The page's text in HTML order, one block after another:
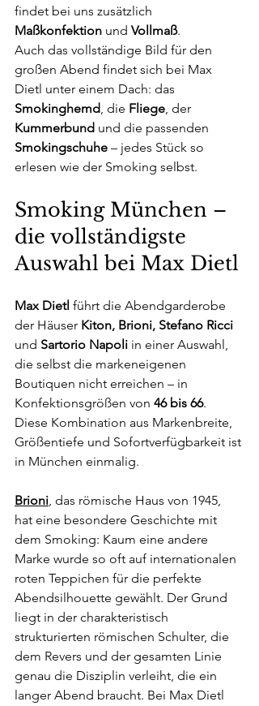
findet bei uns zusätzlich
Maßkonfektion und Vollmaß.
Auch das vollständige Bild für den
großen Abend findet sich bei Max
Dietl unter einem Dach: das
Smokinghemd, die Fliege, der
Kummerbund und die passenden
Smokingschuhe – jedes Stück so
erlesen wie der Smoking selbst.
Smoking München –
die vollständigste
Auswahl bei Max Dietl
Max Dietl führt die Abendgarderobe
der Häuser Kiton, Brioni, Stefano Ricci
und Sartorio Napoli in einer Auswahl,
die selbst die markeneigenen
Boutiquen nicht erreichen – in
Konfektionsgrößen von 46 bis 66.
Diese Kombination aus Markenbreite,
Größentiefe und Sofortverfügbarkeit ist
in München einmalig.
Brioni, das römische Haus von 1945,
hat eine besondere Geschichte mit
dem Smoking: Kaum eine andere
Marke wurde so oft auf internationalen
roten Teppichen für die perfekte
Abendsilhouette gewählt. Der Grund
liegt in der charakteristisch
strukturierten römischen Schulter, die
dem Revers und der gesamten Linie
genau die Disziplin verleiht, die ein
langer Abend braucht. Bei Max Dietl